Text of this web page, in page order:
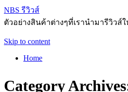
NBS รีวิวส์
ตัวอย่างสินค้าต่างๆที่เรานำมารีวิวส์
Skip to content
Home
Category